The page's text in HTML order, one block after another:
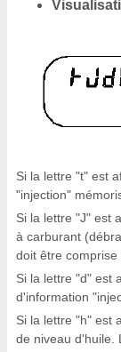
Si la lettre "t" est
"injection"
Si la lettre "J" est
à carburant
doit être
Si la lettre "d" est
d'information
Si la lettre "h" est
de niveau d'huile.